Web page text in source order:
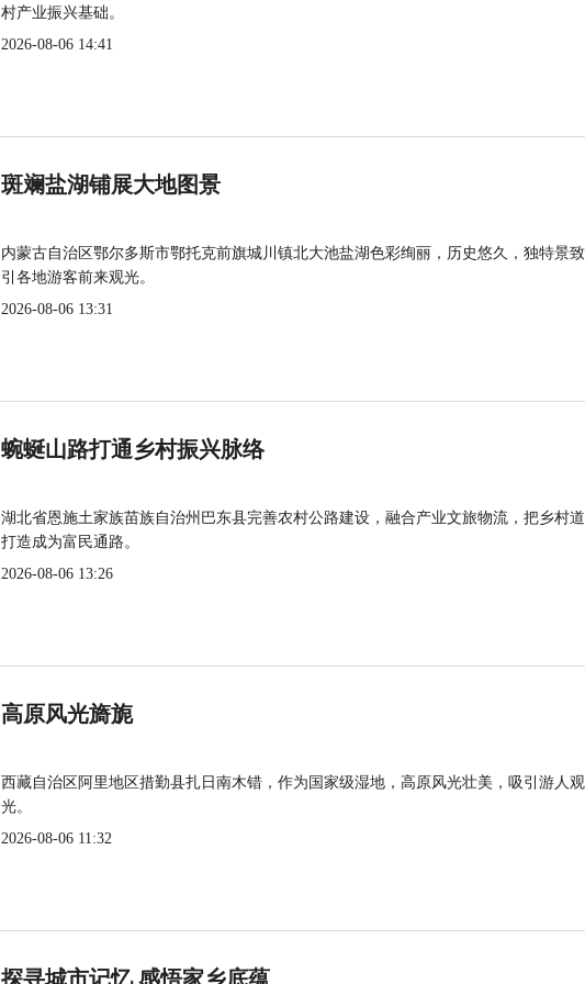
村产业振兴基础。
2026-08-06 14:41
斑斓盐湖铺展大地图景
内蒙古自治区鄂尔多斯市鄂托克前旗城川镇北大池盐湖色彩绚丽，历史悠久，独特景
引各地游客前来观光。
2026-08-06 13:31
蜿蜒山路打通乡村振兴脉络
湖北省恩施土家族苗族自治州巴东县完善农村公路建设，融合产业文旅物流，把乡村
打造成为富民通路。
2026-08-06 13:26
高原风光旖旎
西藏自治区阿里地区措勤县扎日南木错，作为国家级湿地，高原风光壮美，吸引游人观
光。
2026-08-06 11:32
探寻城市记忆 感悟家乡底蕴